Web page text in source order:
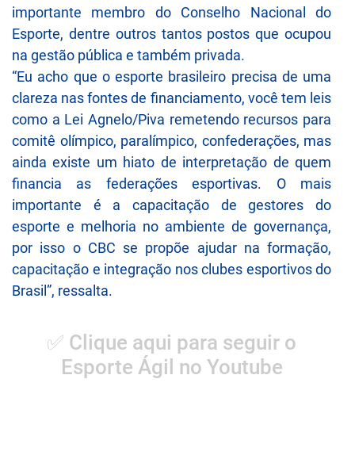
importante membro do Conselho Nacional do
Esporte, dentre outros tantos postos que ocupou
na gestão pública e também privada.
“Eu acho que o esporte brasileiro precisa de uma
clareza nas fontes de financiamento, você tem leis
como a Lei Agnelo/Piva remetendo recursos para
comitê olímpico, paralímpico, confederações, mas
ainda existe um hiato de interpretação de quem
financia as federações esportivas. O mais
importante é a capacitação de gestores do
esporte e melhoria no ambiente de governança,
por isso o CBC se propõe ajudar na formação,
capacitação e integração nos clubes esportivos do
Brasil”, ressalta.
✅ Clique aqui para seguir o
Esporte Ágil no Youtube